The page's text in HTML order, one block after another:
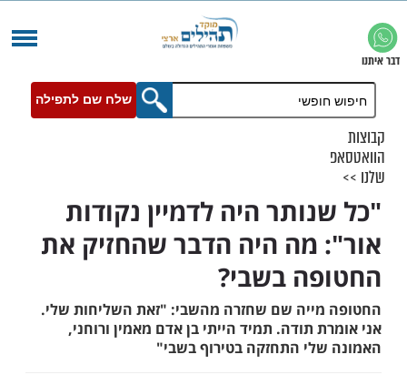
שלח שם לתפילה
היה לדמיין נקודות
מה היה הדבר שהחזיק את
בשבי?